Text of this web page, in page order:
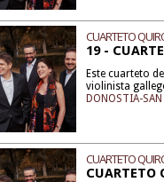
CUARTETO
19 -
Este cuarteto
violinista
DONOSTIA-SAN
CUARTETO